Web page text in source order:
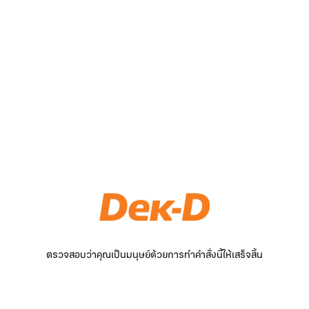
ตรวจสอบว่าคุณเป็นมนุษย์ด้วยการทำคำสั่งนี้ให้เสร็จสิ้น